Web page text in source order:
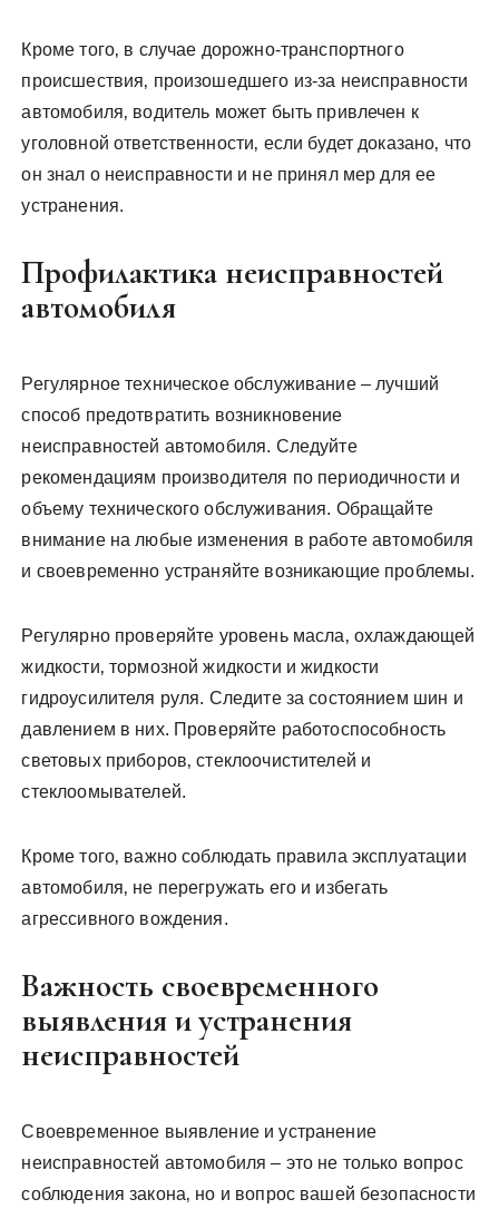
Кроме того‚ в случае дорожно-транспортного
происшествия‚ произошедшего из-за неисправности
автомобиля‚ водитель может быть привлечен к
уголовной ответственности‚ если будет доказано‚ что
он знал о неисправности и не принял мер для ее
устранения.
Профилактика неисправностей
автомобиля
Регулярное техническое обслуживание – лучший
способ предотвратить возникновение
неисправностей автомобиля. Следуйте
рекомендациям производителя по периодичности и
объему технического обслуживания. Обращайте
внимание на любые изменения в работе автомобиля
и своевременно устраняйте возникающие проблемы.
Регулярно проверяйте уровень масла‚ охлаждающей
жидкости‚ тормозной жидкости и жидкости
гидроусилителя руля. Следите за состоянием шин и
давлением в них. Проверяйте работоспособность
световых приборов‚ стеклоочистителей и
стеклоомывателей.
Кроме того‚ важно соблюдать правила эксплуатации
автомобиля‚ не перегружать его и избегать
агрессивного вождения.
Важность своевременного
выявления и устранения
неисправностей
Своевременное выявление и устранение
неисправностей автомобиля – это не только вопрос
соблюдения закона‚ но и вопрос вашей безопасности